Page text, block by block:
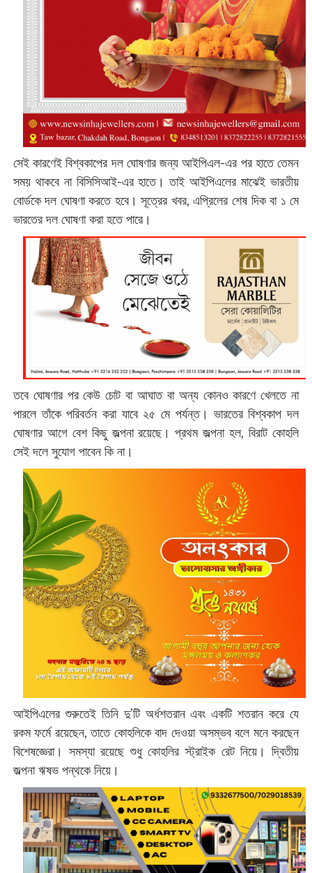
সেই কারণেই বিশ্বকাপের দল ঘোষণার জন্য আইপিএল-এর পর হাতে তেমন
সময় থাকবে না বিসিসিআই-এর হাতে। তাই আইপিএলের মাঝেই ভারতীয়
বোর্ডকে দল ঘোষণা করতে হবে। সূত্রের খবর, এপ্রিলের শেষ দিক বা ১ মে
ভারতের দল ঘোষণা করা হতে পারে।
তবে ঘোষণার পর কেউ চোট বা আঘাত বা অন্য কোনও কারণে খেলতে না
পারলে তাঁকে পরিবর্তন করা যাবে ২৫ মে পর্যন্ত। ভারতের বিশ্বকাপ দল
ঘোষণার আগে বেশ কিছু জল্পনা রয়েছে। প্রথম জল্পনা হল, বিরাট কোহলি
সেই দলে সুযোগ পাবেন কি না।
আইপিএলের শুরুতেই তিনি দু’টি অর্ধশতরান এবং একটি শতরান করে যে
রকম ফর্মে রয়েছেন, তাতে কোহলিকে বাদ দেওয়া অসম্ভব বলে মনে করছেন
বিশেষজ্ঞেরা। সমস্যা রয়েছে শুধু কোহলির স্ট্রাইক রেট নিয়ে। দ্বিতীয়
জল্পনা ঋষভ পন্থকে নিয়ে।